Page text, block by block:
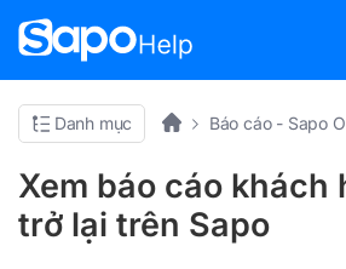
Danh mục Báo cáo - Sapo
Xem báo cáo khách
trở lại trên Sapo